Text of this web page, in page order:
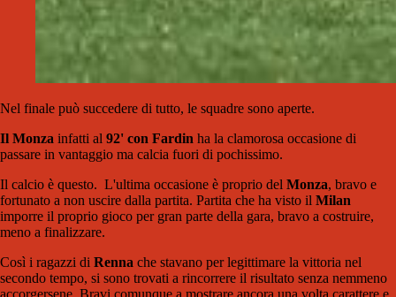
Nel finale può succedere di tutto, le squadre sono aperte.
Il Monza infatti al 92' con Fardin ha la clamorosa occasione di
passare in vantaggio ma calcia fuori di pochissimo.
Il calcio è questo. L'ultima occasione è proprio del Monza, bravo e
fortunato a non uscire dalla partita. Partita che ha visto il Milan
imporre il proprio gioco per gran parte della gara, bravo a costruire,
meno a finalizzare.
Così i ragazzi di Renna che stavano per legittimare la vittoria nel
secondo tempo, si sono trovati a rincorrere il risultato senza nemmeno